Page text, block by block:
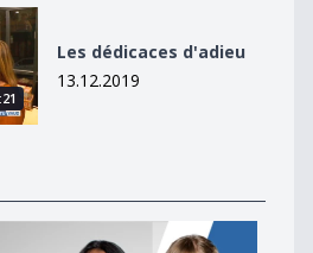
Les dédicaces d'adieu
13.12.2019